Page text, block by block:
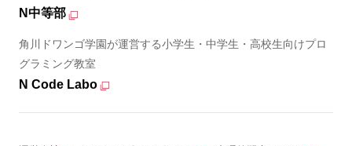
N中等部
角川ドワンゴ学園が運営する小学生・中学生・高校生向けプロ
グラミング教室
N Code Labo